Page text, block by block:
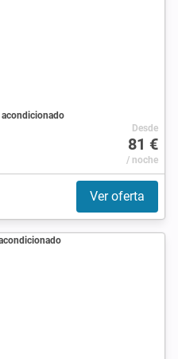
Desde
81 €
/ noche
Ver oferta